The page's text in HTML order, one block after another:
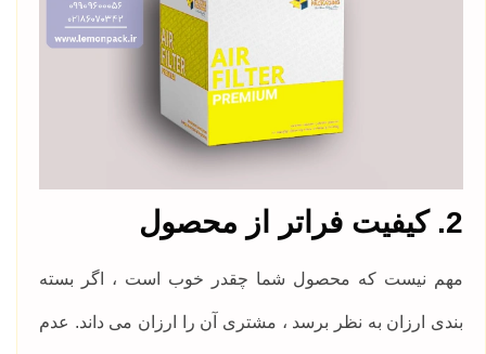
2. کیفیت فراتر از محصول
مهم نیست که محصول شما چقدر خوب است ، اگر بسته
بندی ارزان به نظر برسد ، مشتری آن را ارزان می داند. عدم